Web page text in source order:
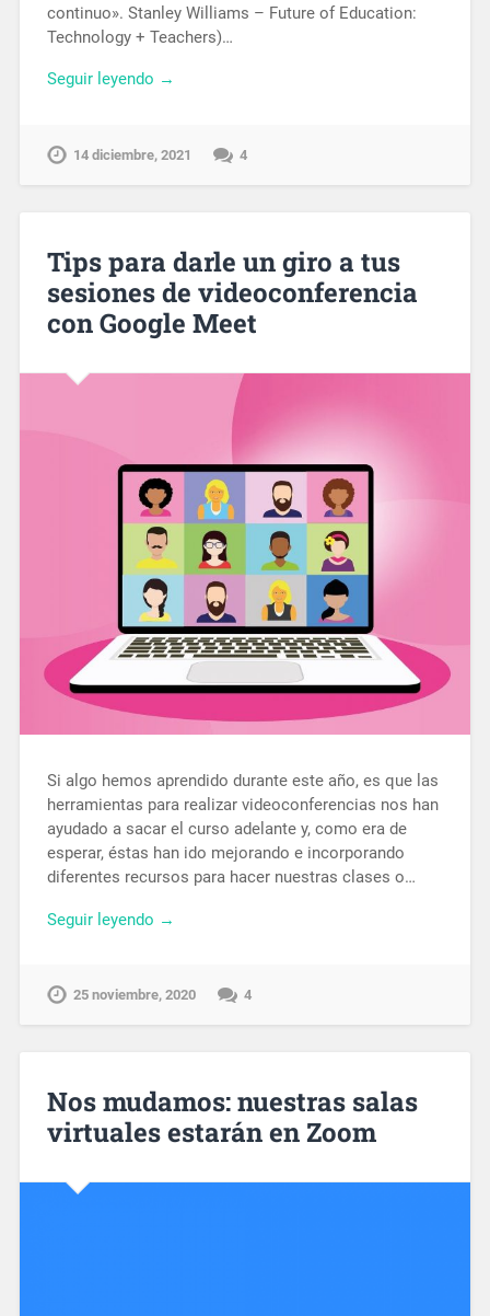
continuo». Stanley Williams – Future of Education:
Technology + Teachers)…
Seguir leyendo →
14 diciembre, 2021 4
Tips para darle un giro a tus
sesiones de videoconferencia
con Google Meet
Si algo hemos aprendido durante este año, es que las
herramientas para realizar videoconferencias nos han
ayudado a sacar el curso adelante y, como era de
esperar, éstas han ido mejorando e incorporando
diferentes recursos para hacer nuestras clases o…
Seguir leyendo →
25 noviembre, 2020 4
Nos mudamos: nuestras salas
virtuales estarán en Zoom